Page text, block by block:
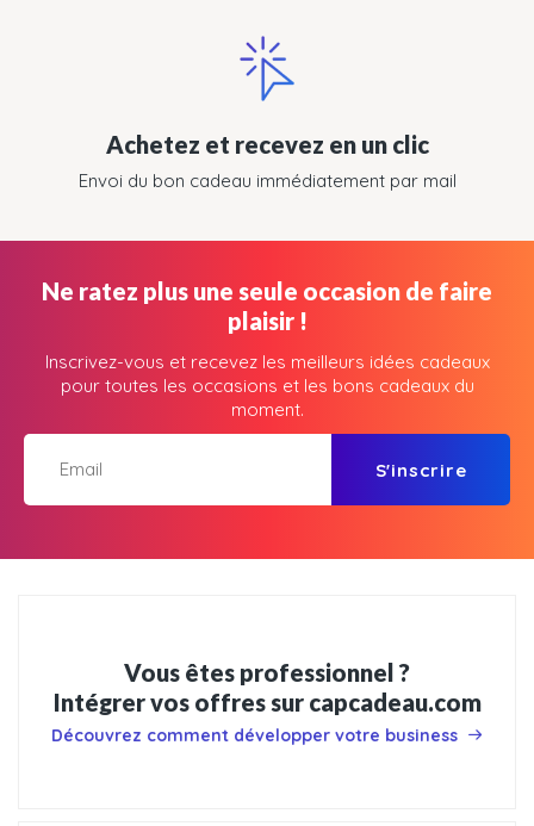
Achetez et recevez en un clic
Envoi du bon cadeau immédiatement par mail
Ne ratez plus une seule occasion de faire
plaisir !
Inscrivez-vous et recevez les meilleurs idées cadeaux
pour toutes les occasions et les bons cadeaux du
moment.
S'inscrire
Vous êtes professionnel ?
Intégrer vos offres sur capcadeau.com
Découvrez comment développer votre business